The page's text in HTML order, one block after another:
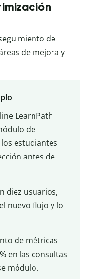
de
de mejora y
LearnPath
de
estudiantes
antes de
diez usuarios,
nuevo flujo y lo
de métricas
en las consultas
módulo.